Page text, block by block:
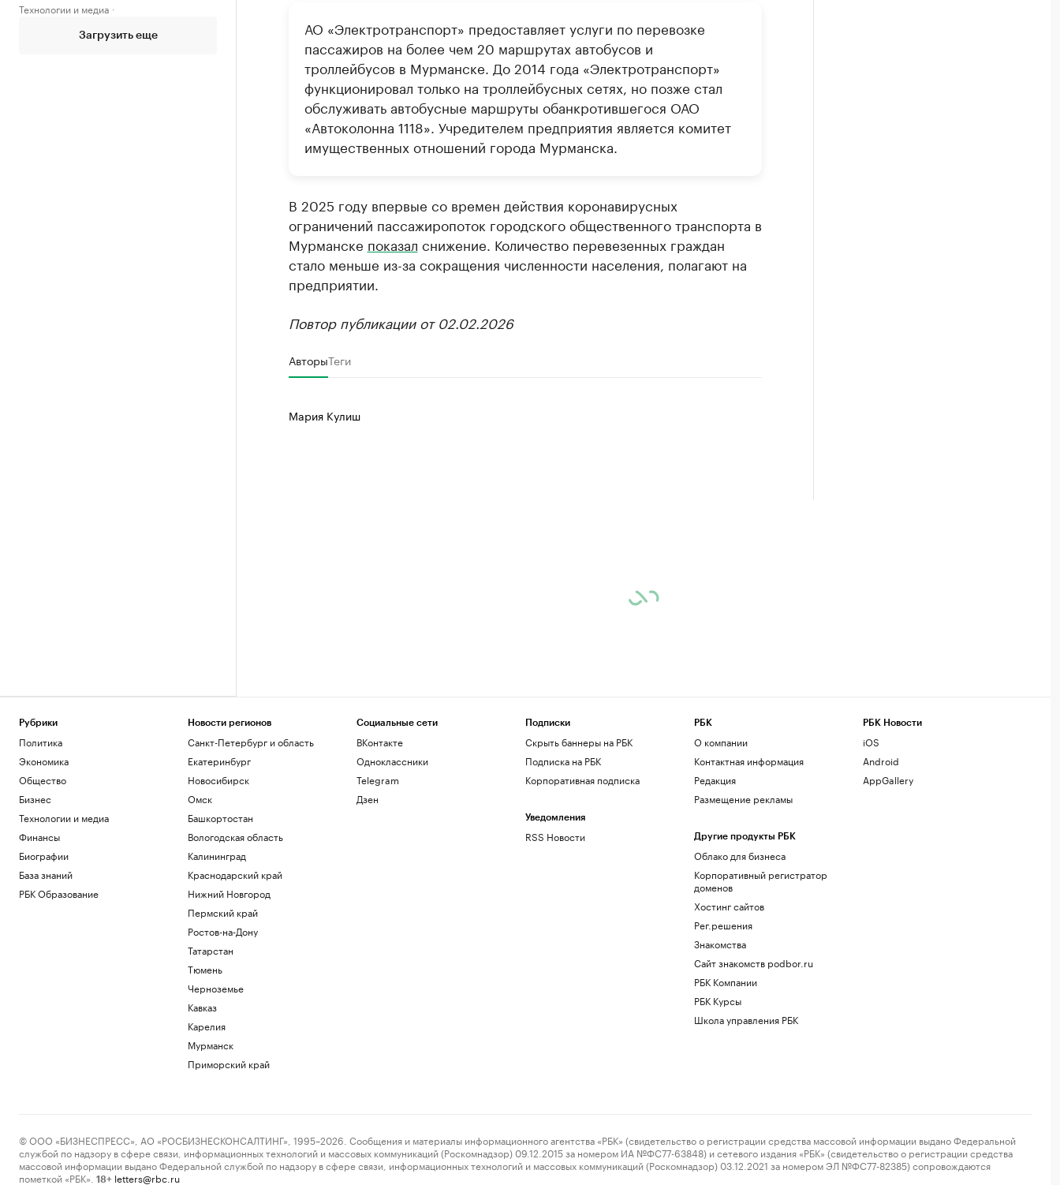
Технологии и медиа
Загрузить еще
АО «Электротранспорт» предоставляет услуги по перевозке
пассажиров на более чем 20 маршрутах автобусов и
троллейбусов в Мурманске. До 2014 года «Электротранспорт»
функционировал только на троллейбусных сетях, но позже стал
обслуживать автобусные маршруты обанкротившегося ОАО
«Автоколонна 1118». Учредителем предприятия является комитет
имущественных отношений города Мурманска.
В 2025 году впервые со времен действия коронавирусных
ограничений пассажиропоток городского общественного транспорта в
Мурманске показал снижение. Количество перевезенных граждан
стало меньше из-за сокращения численности населения, полагают на
предприятии.
Повтор публикации от 02.02.2026
АвторыТеги
Мария Кулиш
Рубрики
Политика
Экономика
Общество
Бизнес
Технологии и медиа
Финансы
Биографии
База знаний
РБК Образование
Новости регионов
Санкт-Петербург и область
Екатеринбург
Новосибирск
Омск
Башкортостан
Вологодская область
Калининград
Краснодарский край
Нижний Новгород
Пермский край
Ростов-на-Дону
Татарстан
Тюмень
Черноземье
Кавказ
Карелия
Мурманск
Приморский край
Социальные сети
ВКонтакте
Одноклассники
Telegram
Дзен
Подписки
Скрыть баннеры на РБК
Подписка на РБК
Корпоративная подписка
Уведомления
RSS Новости
РБК
О компании
Контактная информация
Редакция
Размещение рекламы
Другие продукты РБК
Облако для бизнеса
Корпоративный регистратор
доменов
Хостинг сайтов
Рег.решения
Знакомства
Сайт знакомств podbor.ru
РБК Компании
РБК Курсы
Школа управления РБК
РБК Новости
iOS
Android
AppGallery
© ООО «БИЗНЕСПРЕСС», АО «РОСБИЗНЕСКОНСАЛТИНГ», 1995–2026. Сообщения и материалы информационного агентства «РБК» (свидетельство о регистрации средства массовой информации выдано Федеральной
службой по надзору в сфере связи, информационных технологий и массовых коммуникаций (Роскомнадзор) 09.12.2015 за номером ИА №ФС77-63848) и сетевого издания «РБК» (свидетельство о регистрации средства
массовой информации выдано Федеральной службой по надзору в сфере связи, информационных технологий и массовых коммуникаций (Роскомнадзор) 03.12.2021 за номером ЭЛ №ФС77-82385) сопровождаются
пометкой «РБК».
18+ letters@rbc.ru